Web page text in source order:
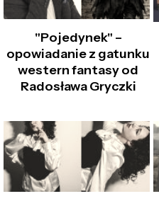
"Pojedynek" –
opowiadanie z gatunku
western fantasy od
Radosława Gryczki